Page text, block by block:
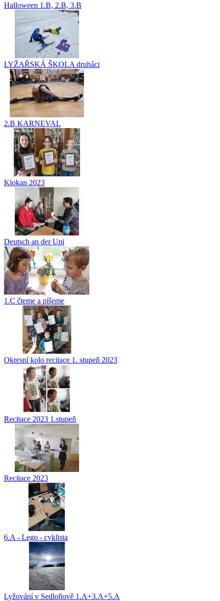
Halloween 1.B, 2.B, 3.B
LYŽAŘSKÁ ŠKOLA druháci
2.B KARNEVAL
Klokan 2023
Deutsch an der Uni
1.C čteme a píšeme
Okresní kolo recitace 1. stupeň 2023
Recitace 2023 1.stupeň
Recitace 2023
6.A - Lego - cyklista
Lyžování v Sedloňově 1.A+3.A+5.A